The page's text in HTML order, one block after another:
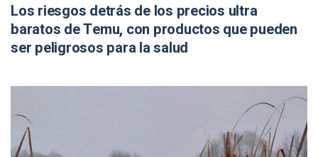
Los riesgos detrás de los precios ultra
baratos de Temu, con productos que pueden
ser peligrosos para la salud